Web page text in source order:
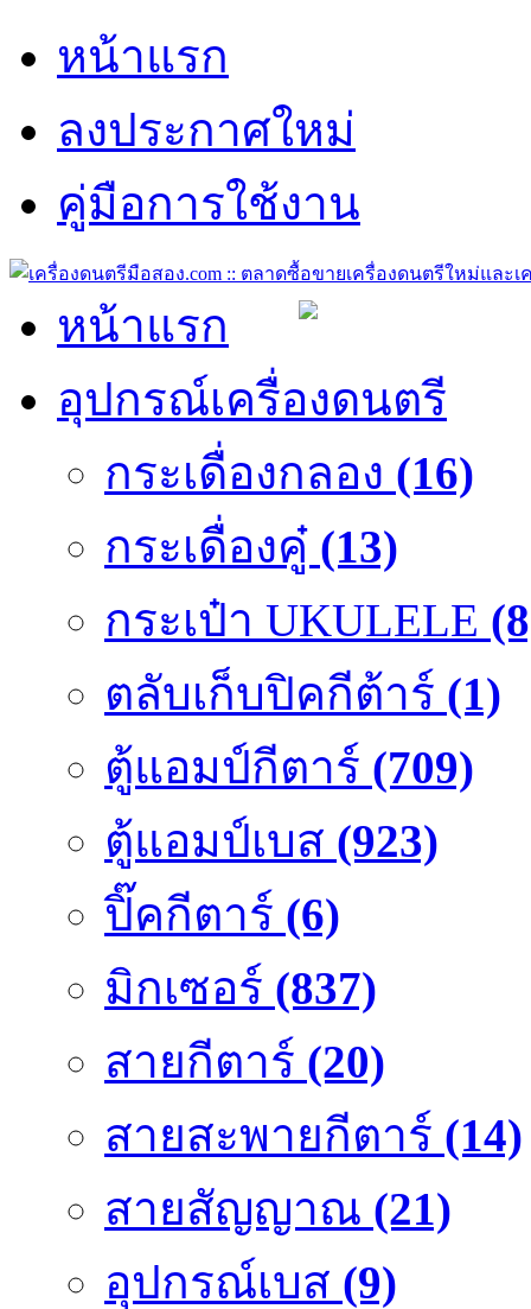
หน้าแรก
ลงประกาศใหม่
คู่มือการใช้งาน
หน้าแรก
อุปกรณ์เครื่องดนตรี
กระเดื่องกลอง (16)
กระเดื่องคู๋ (13)
กระเป๋า UKULELE
ตลับเก็บปิคกีต้าร์ (1)
ตู้แอมป์กีตาร์ (709)
ตู้แอมป์เบส (923)
ปิ๊คกีตาร์ (6)
มิกเซอร์ (837)
สายกีตาร์ (20)
สายสะพายกีตาร์ (14)
สายสัญญาณ (21)
อุปกรณ์เบส (9)